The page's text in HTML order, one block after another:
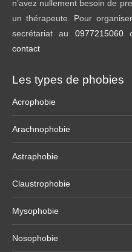
n’avez nullement besoin de
un thérapeute. Pour
secrétariat au 0977215060
contact
Les types de phobies
Acrophobie
Arachnophobie
Astraphobie
Claustrophobie
Mysophobie
Nosophobie